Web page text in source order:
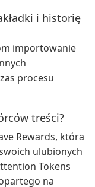
i historię
importowanie
procesu
treści?
Rewards, która
ulubionych
Tokens
na